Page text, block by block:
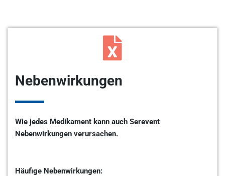
Nebenwirkungen
Wie jedes Medikament kann auch Serevent
Nebenwirkungen verursachen.
Häufige Nebenwirkungen: